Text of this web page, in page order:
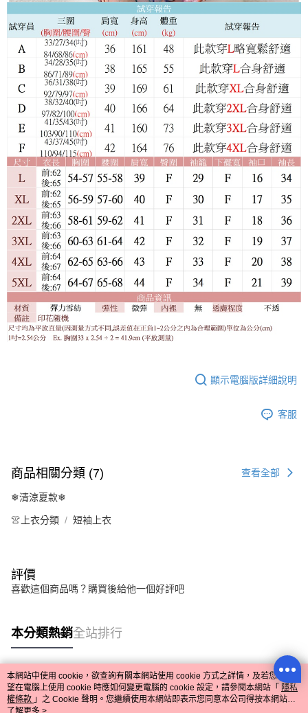
顯示電腦版詳細說明
客服
商品相關分類 (7) 查看全部
❄清涼夏款❄
👚上衣分類 短袖上衣
評價
喜歡這個商品嗎？購買後給他一個好評吧
本分類熱銷全站排行
熱門標籤
本網站中使用 cookie，欲查詢有關本網站使用 cookie 方式之詳情，及若您不希
望在電腦上使用 cookie 時應如何變更電腦的 cookie 設定，請參閱本網站「 隱私
權條款 」之 Cookie 聲明。您繼續使用本網站即表示您同意本公司得按本網站使
用條款之 Cookie 聲明使用 cookie。
了解更多 >